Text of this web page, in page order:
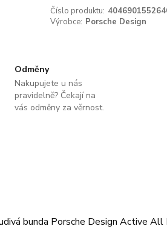
Číslo produktu:
Výrobce: Porsche Design
Odměny
Nakupujete u nás
pravidelně? Čekají na
vás odměny za věrnost.
bunda Porsche Design Active All